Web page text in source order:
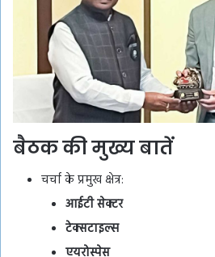
बैठक की मुख्य बातें
चर्चा के प्रमुख क्षेत्र:
आईटी सेक्टर
टेक्सटाइल्स
एयरोस्पेस